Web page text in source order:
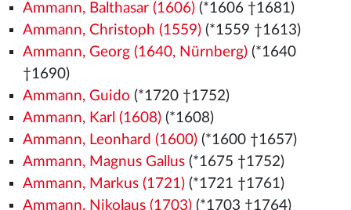
Ammann, Balthasar (1606)(*1606 †1681)
Ammann, Christoph (1559)(*1559 †1613)
Ammann, Georg (1640, Nürnberg)(*1640
†1690)
Ammann, Guido (*1720 †1752)
Ammann, Karl (1608)(*1608)
Ammann, Leonhard (1600)(*1600 †1657)
Ammann, Magnus Gallus(*1675 †1752)
Ammann, Markus (1721)(*1721 †1761)
Ammann, Nikolaus (1703)(*1703 †1764)